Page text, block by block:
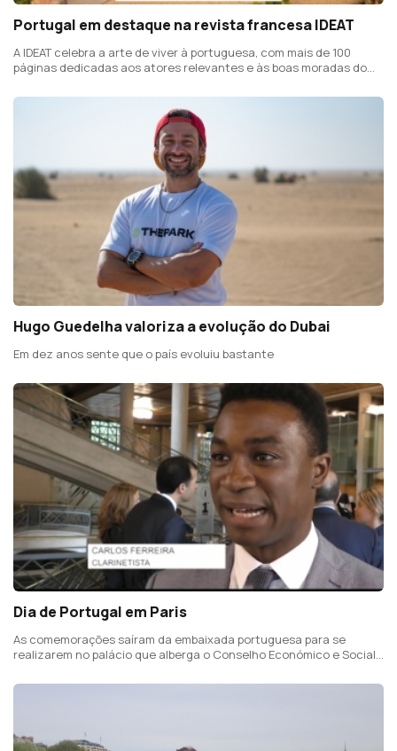
Portugal em destaque na revista francesa IDEAT
A IDEAT celebra a arte de viver à portuguesa, com mais de 100
páginas dedicadas aos atores relevantes e às boas moradas do
Hugo Guedelha valoriza a evolução do Dubai
Em dez anos sente que o país evoluiu bastante
Dia de Portugal em Paris
As comemorações saíram da embaixada portuguesa para se
realizarem no palácio que alberga o Conselho Económico e Social